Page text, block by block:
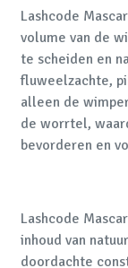
Lashcode
volume van de
te scheiden en
fluweelzachte,
alleen de
de worrtel,
bevorderen en
Lashcode
inhoud van
doordachte